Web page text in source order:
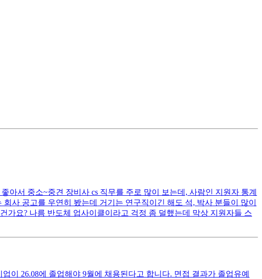
서 중소~중견 장비사 cs 직무를 주로 많이 보는데, 사람인 지원자 통계
사 공고를 우연히 봤는데 거기는 연구직이긴 해도 석, 박사 분들이 많이
가요? 나름 반도체 업사이클이라고 걱정 좀 덜했는데 막상 지원자들 스
이 26.08에 졸업해야 9월에 채용된다고 합니다. 면접 결과가 졸업유예